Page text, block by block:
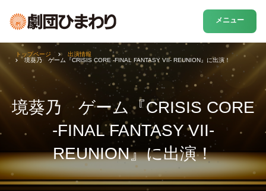
メニュー
境葵乃 ゲーム『CRISIS CORE
-FINAL FANTASY VII-
REUNION』に出演！
トップページ
出演情報
境葵乃 ゲーム『CRISIS CORE -FINAL FANTASY VII- REUNION』に出演！